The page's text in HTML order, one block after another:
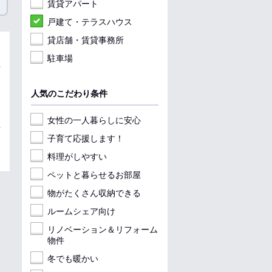
賃貸アパート
戸建て・テラスハウス
貸店舗・賃貸事務所
駐車場
人気のこだわり条件
女性の一人暮らしに安心
子育て応援します！
料理がしやすい
ペットと暮らせるお部屋
物がたくさん収納できる
ルームシェア向け
リノベーション＆リフォーム
物件
冬でも暖かい